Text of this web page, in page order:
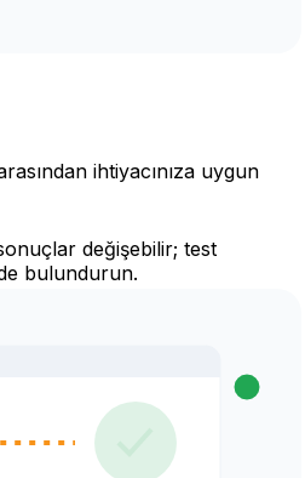
ihtiyacınıza uygun
değişebilir; test
bulundurun.